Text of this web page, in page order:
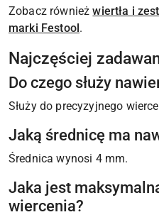
Zobacz równieżwiertła i
marki Festool .
Najczęściej
Do czego służy
Służy do precyzyjnego
Jaką średnicę ma
Średnica wynosi 4 mm.
Jaka jest
wiercenia?